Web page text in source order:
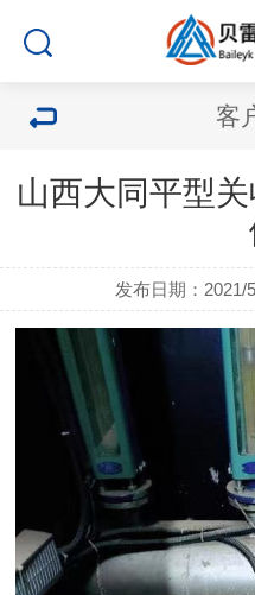
客
山西大同平型
发布日期：2021/